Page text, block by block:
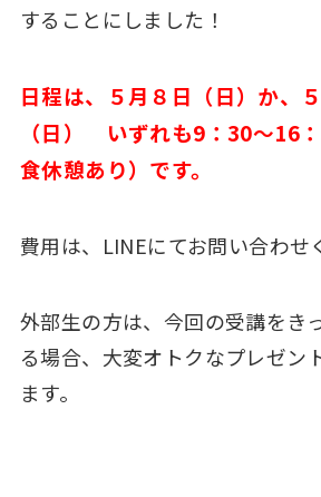
することにしました！
日程は、５月８日（日）か、
（日） いずれも9：30～16
食休憩あり）です。
費用は、LINEにてお問い合わせ
外部生の方は、今回の受講をき
る場合、大変オトクなプレゼン
ます。